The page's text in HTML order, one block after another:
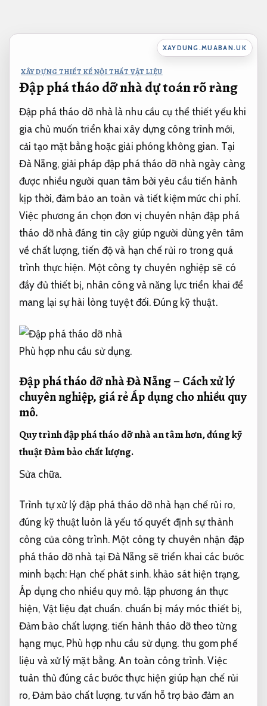
nội
XAYDUNG.MUABAN.UK
XÂY DỰNG THIẾT KẾ NỘI THẤT VẬT LIỆU
Đập phá tháo dỡ nhà dự toán rõ ràng
Đập phá tháo dỡ nhà là nhu cầu cụ thể thiết yếu khi
gia chủ muốn triển khai xây dựng công trình mới,
cải tạo mặt bằng hoặc giải phóng không gian. Tại
Đà Nẵng, giải pháp đập phá tháo dỡ nhà ngày càng
được nhiều người quan tâm bởi yêu cầu tiến hành
kịp thời, đảm bảo an toàn và tiết kiệm mức chi phí.
Việc phương án chọn đơn vị chuyên nhận đập phá
tháo dỡ nhà đáng tin cậy giúp người dùng yên tâm
về chất lượng, tiến độ và hạn chế rủi ro trong quá
trình thực hiện. Một công ty chuyên nghiệp sẽ có
đầy đủ thiết bị, nhân công và năng lực triển khai để
mang lại sự hài lòng tuyệt đối.Đúng kỹ thuật.
Phù hợp nhu cầu sử dụng.
Đập phá tháo dỡ nhà Đà Nẵng – Cách xử lý
chuyên nghiệp, giá rẻÁp dụng cho nhiều quy
mô.
Quy trình đập phá tháo dỡ nhà an tâm hơn, đúng kỹ
thuậtĐảm bảo chất lượng.
Sửa chữa.
Trình tự xử lý đập phá tháo dỡ nhà hạn chế rủi ro,
đúng kỹ thuật luôn là yếu tố quyết định sự thành
công của công trình. Một công ty chuyên nhận đập
phá tháo dỡ nhà tại Đà Nẵng sẽ triển khai các bước
minh bạch: Hạn chế phát sinh.khảo sát hiện trạng,
Áp dụng cho nhiều quy mô. lập phương án thực
hiện, Vật liệu đạt chuẩn. chuẩn bị máy móc thiết bị,
Đảm bảo chất lượng.tiến hành tháo dỡ theo từng
hạng mục, Phù hợp nhu cầu sử dụng. thu gom phế
liệu và xử lý mặt bằng. An toàn công trình. Việc
tuân thủ đúng các bước thực hiện giúp hạn chế rủi
ro,Đảm bảo chất lượng. tư vấn hỗ trợ bảo đảm an